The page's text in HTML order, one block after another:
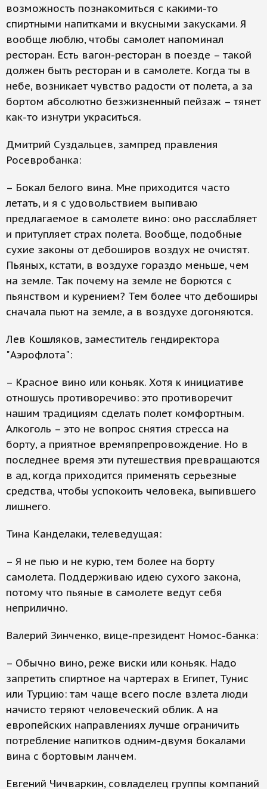
возможность познакомиться с какими-то
спиртными напитками и вкусными закусками. Я
вообще люблю, чтобы самолет напоминал
ресторан. Есть вагон-ресторан в поезде – такой
должен быть ресторан и в самолете. Когда ты в
небе, возникает чувство радости от полета, а за
бортом абсолютно безжизненный пейзаж – тянет
как-то изнутри украситься.
Дмитрий Суздальцев, зампред правления
Росевробанка:
– Бокал белого вина. Мне приходится часто
летать, и я с удовольствием выпиваю
предлагаемое в самолете вино: оно расслабляет
и притупляет страх полета. Вообще, подобные
сухие законы от дебоширов воздух не очистят.
Пьяных, кстати, в воздухе гораздо меньше, чем
на земле. Так почему на земле не борются с
пьянством и курением? Тем более что дебоширы
сначала пьют на земле, а в воздухе догоняются.
Лев Кошляков, заместитель гендиректора
"Аэрофлота":
– Красное вино или коньяк. Хотя к инициативе
отношусь противоречиво: это противоречит
нашим традициям сделать полет комфортным.
Алкоголь – это не вопрос снятия стресса на
борту, а приятное времяпрепровождение. Но в
последнее время эти путешествия превращаются
в ад, когда приходится применять серьезные
средства, чтобы успокоить человека, выпившего
лишнего.
Тина Канделаки, телеведущая:
– Я не пью и не курю, тем более на борту
самолета. Поддерживаю идею сухого закона,
потому что пьяные в самолете ведут себя
неприлично.
Валерий Зинченко, вице-президент Номос-банка:
– Обычно вино, реже виски или коньяк. Надо
запретить спиртное на чартерах в Египет, Тунис
или Турцию: там чаще всего после взлета люди
начисто теряют человеческий облик. А на
европейских направлениях лучше ограничить
потребление напитков одним-двумя бокалами
вина с бортовым ланчем.
Евгений Чичваркин, совладелец группы компаний